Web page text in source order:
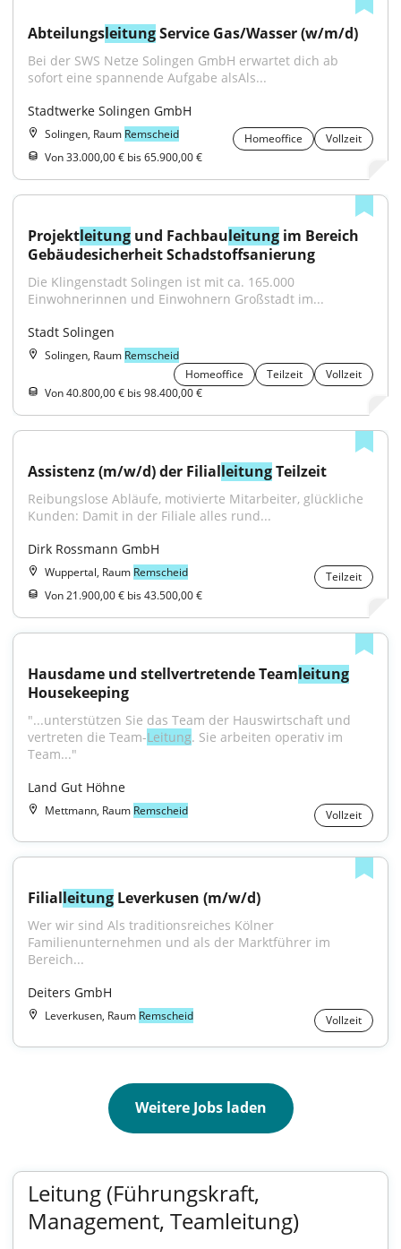
Abteilungsleitung Service Gas/Wasser (w/m/d)
Bei der SWS Netze Solingen GmbH erwartet dich ab
sofort eine spannende Aufgabe alsAls...
Stadtwerke Solingen GmbH
Solingen, Raum Remscheid Homeoffice
Vollzeit
Von 33.000,00 € bis 65.900,00 €
Projektleitung und Fachbauleitung im Bereich
Gebäudesicherheit Schadstoffsanierung
Die Klingenstadt Solingen ist mit ca. 165.000
Einwohnerinnen und Einwohnern Großstadt im...
Stadt Solingen
Solingen, Raum Remscheid
Homeoffice
Teilzeit
Vollzeit
Von 40.800,00 € bis 98.400,00 €
Assistenz (m/w/d) der Filialleitung Teilzeit
Reibungslose Abläufe, motivierte Mitarbeiter, glückliche
Kunden: Damit in der Filiale alles rund...
Dirk Rossmann GmbH
Wuppertal, Raum Remscheid
Teilzeit
Von 21.900,00 € bis 43.500,00 €
Hausdame und stellvertretende Teamleitung
Housekeeping
"...unterstützen Sie das Team der Hauswirtschaft und
vertreten die Team-Leitung. Sie arbeiten operativ im
Team..."
Land Gut Höhne
Mettmann, Raum Remscheid Vollzeit
Filialleitung Leverkusen (m/w/d)
Wer wir sind Als traditionsreiches Kölner
Familienunternehmen und als der Marktführer im
Bereich...
Deiters GmbH
Leverkusen, Raum Remscheid Vollzeit
Weitere Jobs laden
Leitung (Führungskraft,
Management, Teamleitung)